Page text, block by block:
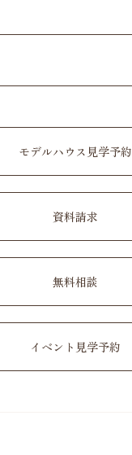
モデルハウス見学予約
資料請求
無料相談
イベント見学予約